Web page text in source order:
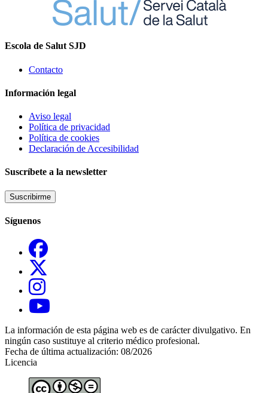
Escola de Salut SJD
Contacto
Información legal
Aviso legal
Política de privacidad
Política de cookies
Declaración de Accesibilidad
Suscríbete a la newsletter
Suscribirme
Síguenos
La información de esta página web es de carácter divulgativo. En
ningún caso sustituye al criterio médico profesional.
Fecha de última actualización: 08/2026
Licencia